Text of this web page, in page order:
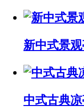
新中式景
中式古典